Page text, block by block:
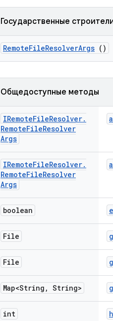
Государственные
RemoteFileResolverArgs ()
Общедоступные методы
IRemoteFileResolver.
RemoteFileResolver
Args
IRemoteFileResolver.
RemoteFileResolver
Args
boolean
File
File
Map<String , String>
int